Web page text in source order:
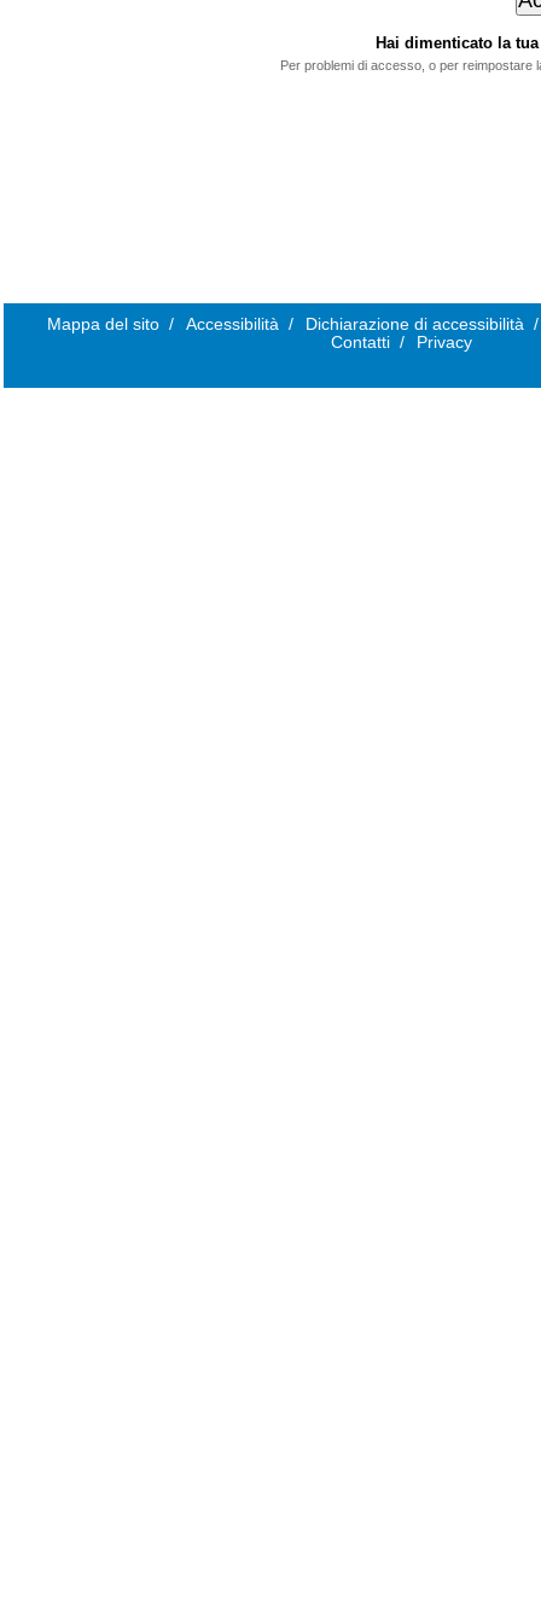
Hai dimenticato la
Per problemi di accesso, o per reimpostare
Mappa del sito / Accessibilità / Dichiarazione di accessibilità /
Contatti / Privacy